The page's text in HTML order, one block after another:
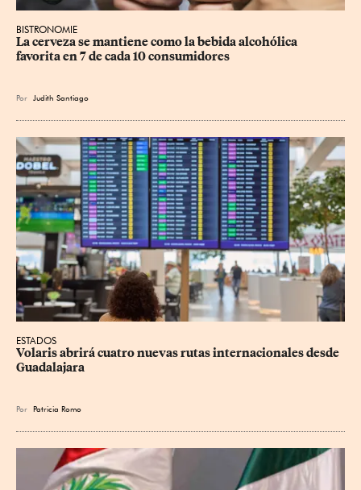
BISTRONOMIE
La cerveza se mantiene como la bebida alcohólica
favorita en 7 de cada 10 consumidores
Por Judith Santiago
ESTADOS
Volaris abrirá cuatro nuevas rutas internacionales desde
Guadalajara
Por Patricia Romo